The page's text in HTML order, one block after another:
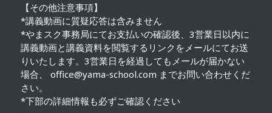
【その他注意事項】
*講義動画に質疑応答は含みません
*やまスク事務局にてお支払いの確認後、3営業日以内に
講義動画と講義資料を閲覧するリンクをメールにてお送
りいたします。3営業日を経過してもメールが届かない
場合、 office@yama-school.com までお問い合わせくだ
さい。
*下部の詳細情報も必ずご確認ください